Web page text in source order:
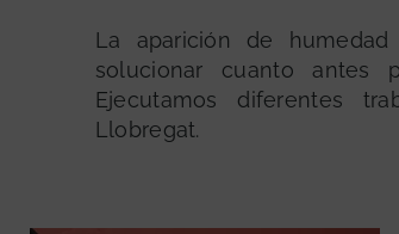
La aparición de
solucionar cuanto antes
Ejecutamos diferentes
Llobregat.